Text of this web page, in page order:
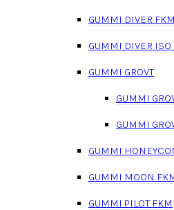
GUMMI DIVER FKM
GUMMI DIVER ISO
GUMMI GROVT
GUMMI
GUMMI
GUMMI
GUMMI MOON
GUMMI PILOT FKM